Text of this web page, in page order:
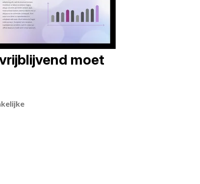
moet